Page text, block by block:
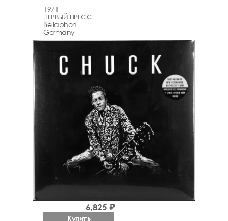
1971
ПЕРВЫЙ ПРЕСС
Bellaphon
Germany
6,825 ₽
Купить